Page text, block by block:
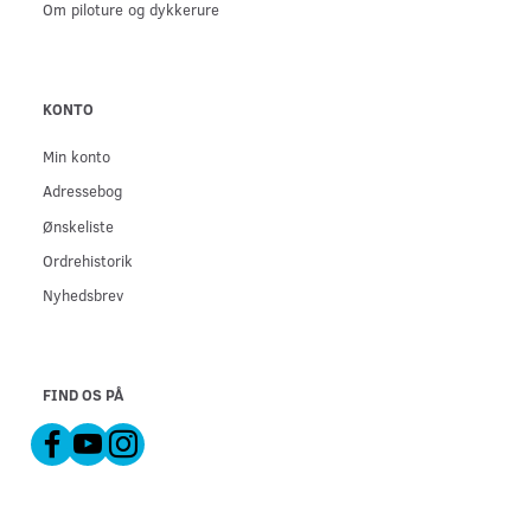
Om piloture og dykkerure
KONTO
Min konto
Adressebog
Ønskeliste
Ordrehistorik
Nyhedsbrev
FIND OS PÅ